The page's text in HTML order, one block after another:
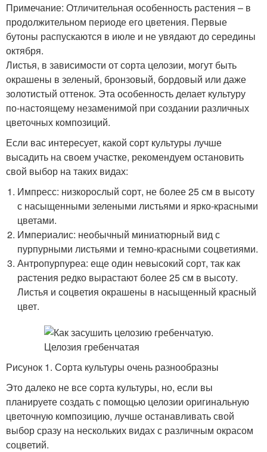
Примечание: Отличительная особенность растения – в
продолжительном периоде его цветения. Первые
бутоны распускаются в июле и не увядают до середины
октября.
Листья, в зависимости от сорта целозии, могут быть
окрашены в зеленый, бронзовый, бордовый или даже
золотистый оттенок. Эта особенность делает культуру
по-настоящему незаменимой при создании различных
цветочных композиций.
Если вас интересует, какой сорт культуры лучше
высадить на своем участке, рекомендуем остановить
свой выбор на таких видах:
Импресс: низкорослый сорт, не более 25 см в высоту
с насыщенными зелеными листьями и ярко-красными
цветами.
Империалис: необычный миниатюрный вид с
пурпурными листьями и темно-красными соцветиями.
Антропурпуреа: еще один невысокий сорт, так как
растения редко вырастают более 25 см в высоту.
Листья и соцветия окрашены в насыщенный красный
цвет.
Рисунок 1. Сорта культуры очень разнообразны
Это далеко не все сорта культуры, но, если вы
планируете создать с помощью целозии оригинальную
цветочную композицию, лучше останавливать свой
выбор сразу на нескольких видах с различным окрасом
соцветий.